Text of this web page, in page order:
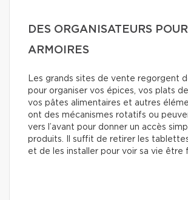
DES ORGANISATEURS POUR
ARMOIRES
Les grands sites de vente regorgent
pour organiser vos épices, vos plats
vos pâtes alimentaires et autres
ont des mécanismes rotatifs ou
vers l’avant pour donner un accès
produits. Il suffit de retirer les
et de les installer pour voir sa vie être